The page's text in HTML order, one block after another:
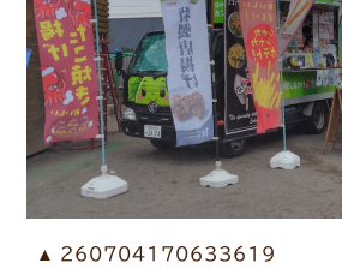
260704170633619